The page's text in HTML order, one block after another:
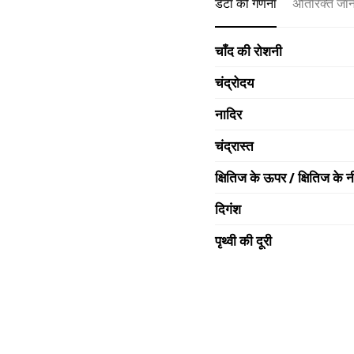
चाँद की रोशनी
चंद्रोदय
नादिर
चंद्रास्त
क्षितिज के ऊपर / क्षितिज के
दिगंश
पृथ्वी की दूरी